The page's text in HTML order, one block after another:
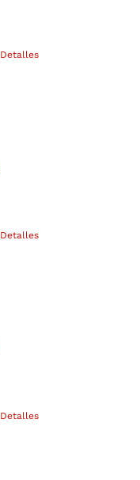
Detalles
Detalles
Detalles